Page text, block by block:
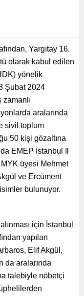
Yargıtay 16.
olarak kabul edilen
yönelik
Şubat 2024
aralarında
sivil toplum
50 kişi gözaltına
EMEP İstanbul İl
üyesi Mehmet
ve Ercüment
bulunuyor.
için İstanbul
yapılan
Elif Akgül,
da aralarında
talebiyle nöbetçi